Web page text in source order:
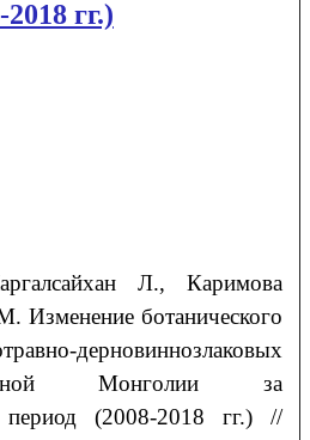
гг.)
Л., Каримова
ботанического
дерновиннозлаковых
Монголии за
период (2008-2018 гг.) //